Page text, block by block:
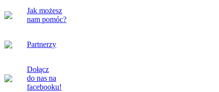
Jak możesz
nam pomóc?
Partnerzy
Dołącz
do nas na
facebooku!